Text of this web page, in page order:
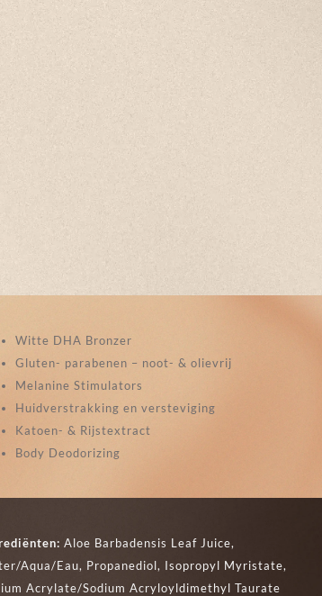
Witte DHA Bronzer
Gluten- parabenen – noot- & olievrij
Melanine Stimulators
Huidverstrakking en versteviging
Katoen- & Rijstextract
Body Deodorizing
Aloe Barbadensis Leaf Juice,
Aqua/Eau, Propanediol, Isopropyl Myristate,
Acrylate/Sodium Acryloyldimethyl Taurate